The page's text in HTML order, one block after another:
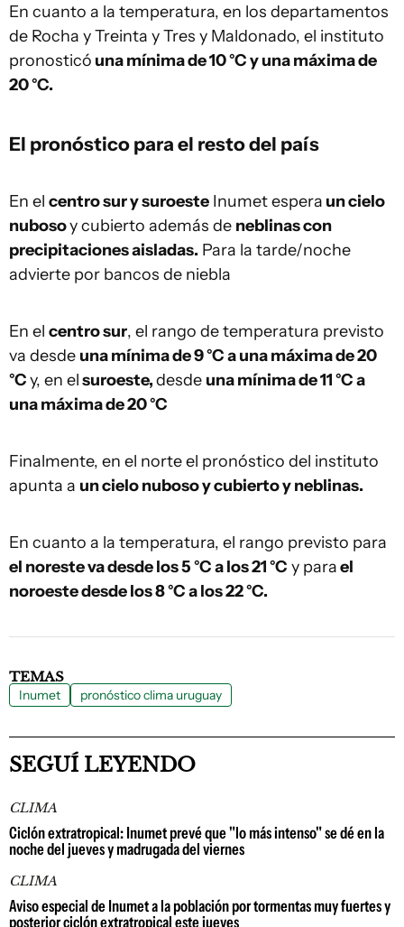
En cuanto a la temperatura, en los departamentos
de Rocha y Treinta y Tres y Maldonado, el instituto
pronosticó una mínima de 10 °C y una máxima de
20 °C.
El pronóstico para el resto del país
En el centro sur y suroeste Inumet espera un cielo
nubosoy cubierto además de neblinas con
precipitaciones aisladas. Para la tarde/noche
advierte por bancos de niebla
En el centro sur, el rango de temperatura previsto
va desde una mínima de 9 °C a una máxima de 20
°Cy, en elsuroeste,desde una mínima de 11 °C a
una máxima de 20 °C
Finalmente, en el norte el pronóstico del instituto
apunta a un cielo nuboso y cubierto y neblinas.
En cuanto a la temperatura, el rango previsto para
el noreste va desde los 5 °C a los 21 °C y parael
noroeste desde los 8 °C a los 22 °C.
TEMAS
Inumet pronóstico clima uruguay
SEGUÍ LEYENDO
CLIMA
Ciclón extratropical: Inumet prevé que "lo más intenso" se dé en la
noche del jueves y madrugada del viernes
CLIMA
Aviso especial de Inumet a la población por tormentas muy fuertes y
posterior ciclón extratropical este jueves